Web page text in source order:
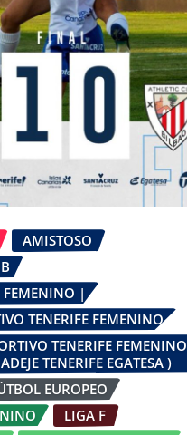
AMISTOSO
FEMENINO |
TENERIFE FEMENINO
TENERIFE FEMENINO
TENERIFE EGATESA )
EUROPEO
LIGA F